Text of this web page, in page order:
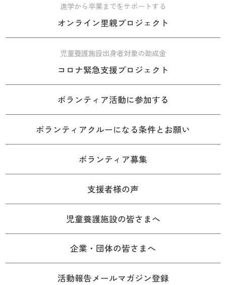
進学から卒業までをサポートする
オンライン里親プロジェクト
児童養護施設出身者対象の助成金
コロナ緊急支援プロジェクト
ボランティア活動に参加する
ボランティアクルーになる条件とお願い
ボランティア募集
支援者様の声
児童養護施設の皆さまへ
企業・団体の皆さまへ
活動報告メールマガジン登録